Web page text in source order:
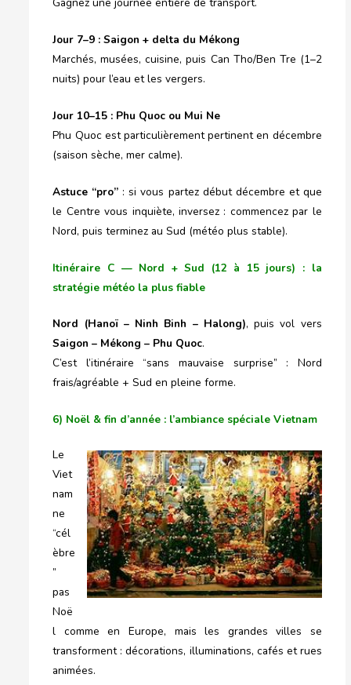
Jour 7–9 : Saigon + delta du Mékong
Marchés, musées, cuisine, puis Can Tho/Ben Tre (1–2
nuits) pour l’eau et les vergers.
Jour 10–15 : Phu Quoc ou Mui Ne
Phu Quoc est particulièrement pertinent en décembre
(saison sèche, mer calme).
Astuce “pro” : si vous partez début décembre et que
le Centre vous inquiète, inversez : commencez par le
Nord, puis terminez au Sud (météo plus stable).
Itinéraire C — Nord + Sud (12 à 15 jours) : la
stratégie météo la plus fiable
Nord (Hanoï – Ninh Binh – Halong), puis vol vers
Saigon – Mékong – Phu Quoc.
C’est l’itinéraire “sans mauvaise surprise” : Nord
frais/agréable + Sud en pleine forme.
6) Noël & fin d’année : l’ambiance spéciale Vietnam
Le
Viet
nam
ne
“cél
èbre
”
pas
Noë
l comme en Europe, mais les grandes villes se
transforment : décorations, illuminations, cafés et rues
animées.